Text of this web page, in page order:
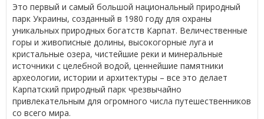
Это первый и самый большой национальный природный
парк Украины, созданный в 1980 году для охраны
уникальных природных богатств Карпат. Величественные
горы и живописные долины, высокогорные луга и
кристальные озера, чистейшие реки и минеральные
источники с целебной водой, ценнейшие памятники
археологии, истории и архитектуры – все это делает
Карпатский природный парк чрезвычайно
привлекательным для огромного числа путешественников
со всего мира.